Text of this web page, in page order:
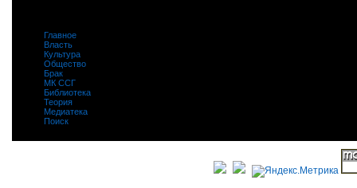
Главное
Власть
Культура
Общество
Брак
МК ССГ
Библиотека
Теория
Медиатека
Поиск